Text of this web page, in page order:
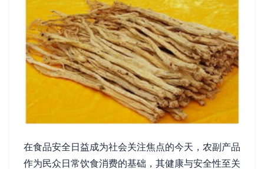
在食品安全日益成为社会关注焦点的今天，农副产品
作为民众日常饮食消费的基础，其健康与安全性至关